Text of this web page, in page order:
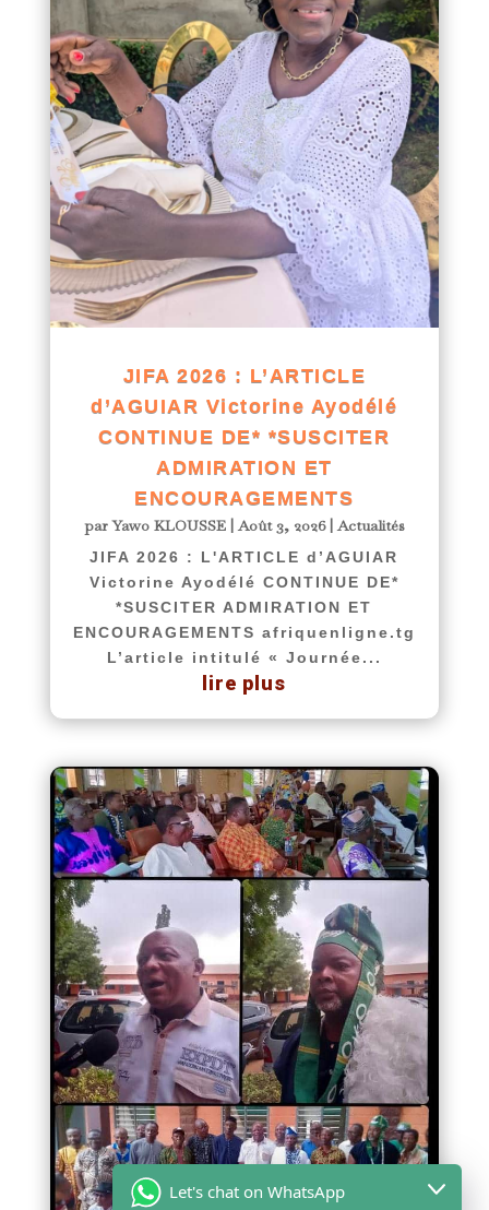
JIFA 2026 : L’ARTICLE
d’AGUIAR Victorine Ayodélé
CONTINUE DE* *SUSCITER
ADMIRATION ET
ENCOURAGEMENTS
parYawo KLOUSSE|Août 3, 2026|Actualités
JIFA 2026 : L'ARTICLE d’AGUIAR
Victorine Ayodélé CONTINUE DE*
*SUSCITER ADMIRATION ET
ENCOURAGEMENTS afriquenligne.tg
L’article intitulé « Journée...
lire plus
Let's chat on WhatsApp